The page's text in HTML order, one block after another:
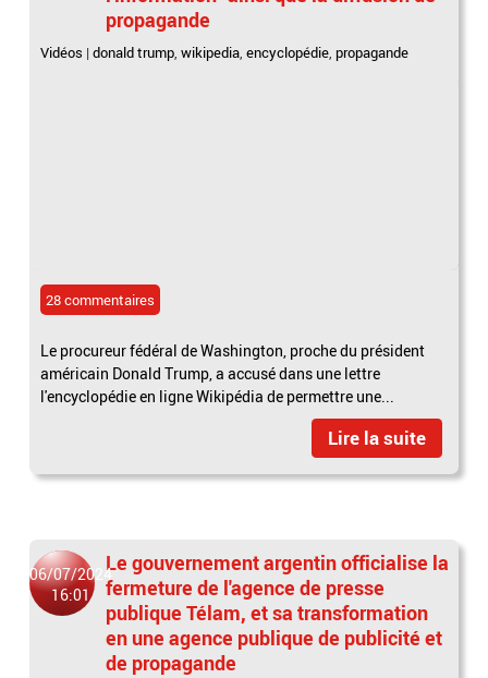
propagande
Vidéos |donald trump,wikipedia,encyclopédie, propagande
28 commentaires
Le procureur fédéral de Washington, proche du président
américain Donald Trump, a accusé dans une lettre
l'encyclopédie en ligne Wikipédia de permettre une...
Lire la suite
06/07/2024
16:01
Le gouvernement argentin officialise la
fermeture de l'agence de presse
publique Télam, et sa transformation
en une agence publique de publicité et
de propagande